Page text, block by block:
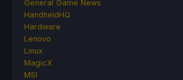
General Game News
HandheldHQ
Hardware
Lenovo
Linux
MagicX
MSI